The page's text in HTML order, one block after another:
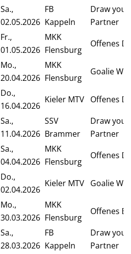
Sa.,
02.05.2026
FB
Kappeln
Draw your
Partner
Fr.,
01.05.2026
MKK
Flensburg
Offenes
Mo.,
20.04.2026
MKK
Flensburg
Goalie War
Do.,
16.04.2026
Kieler MTV Offenes
Sa.,
11.04.2026
SSV
Brammer
Draw your
Partner
Sa.,
04.04.2026
MKK
Flensburg
Offenes
Do.,
02.04.2026
Kieler MTV Goalie War
Mo.,
30.03.2026
MKK
Flensburg
Offenes
Sa.,
28.03.2026
FB
Kappeln
Draw your
Partner